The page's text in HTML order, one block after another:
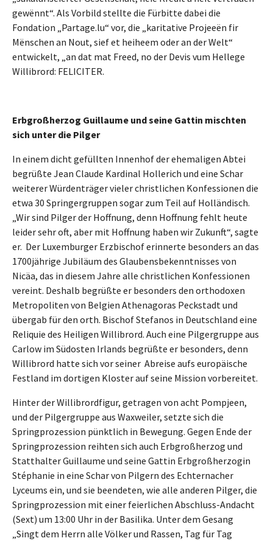
gewënnt“. Als Vorbild stellte die Fürbitte dabei die
Fondation „Partage.lu“ vor, die „karitative Projeeën fir
Mënschen an Nout, sief et heiheem oder an der Welt“
entwickelt, „an dat mat Freed, no der Devis vum Hellege
Willibrord: FELICITER.
Erbgroßherzog Guillaume und seine Gattin mischten
sich unter die Pilger
In einem dicht gefüllten Innenhof der ehemaligen Abtei
begrüßte Jean Claude Kardinal Hollerich und eine Schar
weiterer Würdenträger vieler christlichen Konfessionen die
etwa 30 Springergruppen sogar zum Teil auf Holländisch.
„Wir sind Pilger der Hoffnung, denn Hoffnung fehlt heute
leider sehr oft, aber mit Hoffnung haben wir Zukunft“, sagte
er. Der Luxemburger Erzbischof erinnerte besonders an das
1700jährige Jubiläum des Glaubensbekenntnisses von
Nicäa, das in diesem Jahre alle christlichen Konfessionen
vereint. Deshalb begrüßte er besonders den orthodoxen
Metropoliten von Belgien Athenagoras Peckstadt und
übergab für den orth. Bischof Stefanos in Deutschland eine
Reliquie des Heiligen Willibrord. Auch eine Pilgergruppe aus
Carlow im Südosten Irlands begrüßte er besonders, denn
Willibrord hatte sich vor seiner Abreise aufs europäische
Festland im dortigen Kloster auf seine Mission vorbereitet.
Hinter der Willibrordfigur, getragen von acht Pompjeen,
und der Pilgergruppe aus Waxweiler, setzte sich die
Springprozession pünktlich in Bewegung. Gegen Ende der
Springprozession reihten sich auch Erbgroßherzog und
Statthalter Guillaume und seine Gattin Erbgroßherzogin
Stéphanie in eine Schar von Pilgern des Echternacher
Lyceums ein, und sie beendeten, wie alle anderen Pilger, die
Springprozession mit einer feierlichen Abschluss-Andacht
(Sext) um 13:00 Uhr in der Basilika. Unter dem Gesang
„Singt dem Herrn alle Völker und Rassen, Tag für Tag